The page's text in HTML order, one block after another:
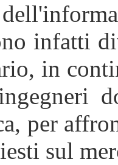
infatti
in
per
sul